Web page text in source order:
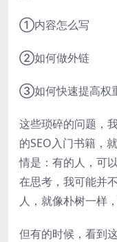
①内容怎么写
②如何做外链
③如何快速提高权
这些琐碎的问题，
的SEO入门书籍，
情是：有的人，可
在思考，我可能并
人，就像朴树一样
但有的时候，看到